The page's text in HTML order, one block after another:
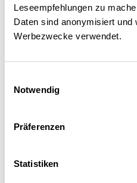
Leseempfehlungen zu
Daten sind anonymisiert und
Werbezwecke verwendet.
Notwendig
Präferenzen
Statistiken
législatifs, Office fédéral